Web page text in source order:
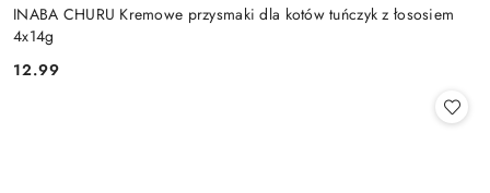
INABA CHURU Kremowe przysmaki dla kotów tuńczyk z łososiem
4x14g
Cena:
12.99